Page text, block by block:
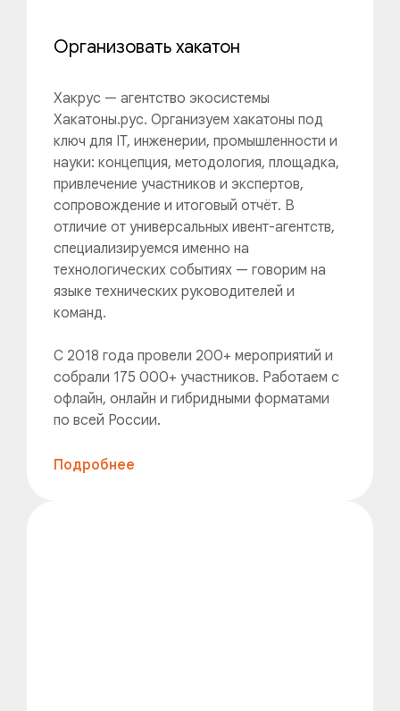
Организовать хакатон
Хакрус — агентство экосистемы
Хакатоны.рус. Организуем хакатоны под
ключ для IT, инженерии, промышленности и
науки: концепция, методология, площадка,
привлечение участников и экспертов,
сопровождение и итоговый отчёт. В
отличие от универсальных ивент-агентств,
специализируемся именно на
технологических событиях — говорим на
языке технических руководителей и
команд.
С 2018 года провели 200+ мероприятий и
собрали 175 000+ участников. Работаем с
офлайн, онлайн и гибридными форматами
по всей России.
Подробнее